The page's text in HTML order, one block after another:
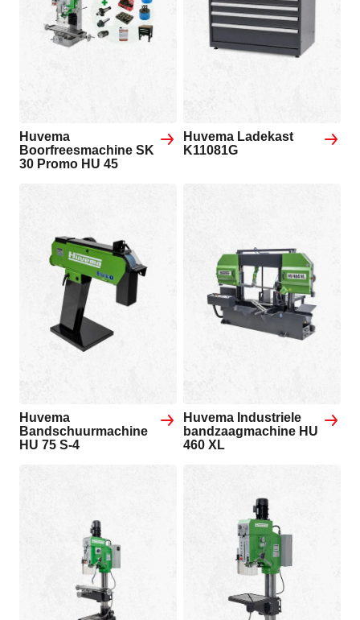
Huvema
Boorfreesmachine SK
30 Promo HU 45
Huvema Ladekast
K11081G
Huvema
Bandschuurmachine
HU 75 S-4
Huvema Industriele
bandzaagmachine HU
460 XL